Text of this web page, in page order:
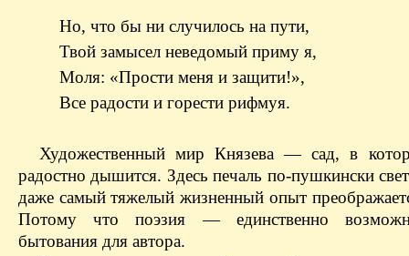
Но, что бы ни случилось на пути,
Твой замысел неведомый приму я,
Моля: «Прости меня и защити!»,
Все радости и горести рифмуя.
Художественный мир Князева — сад, в
радостно дышится. Здесь печаль по-пушкински
даже самый тяжелый жизненный опыт
Потому что поэзия — единственно
бытования для автора.